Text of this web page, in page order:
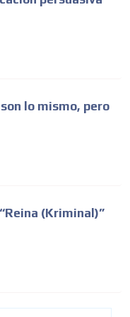
lo mismo, pero
(Kriminal)”